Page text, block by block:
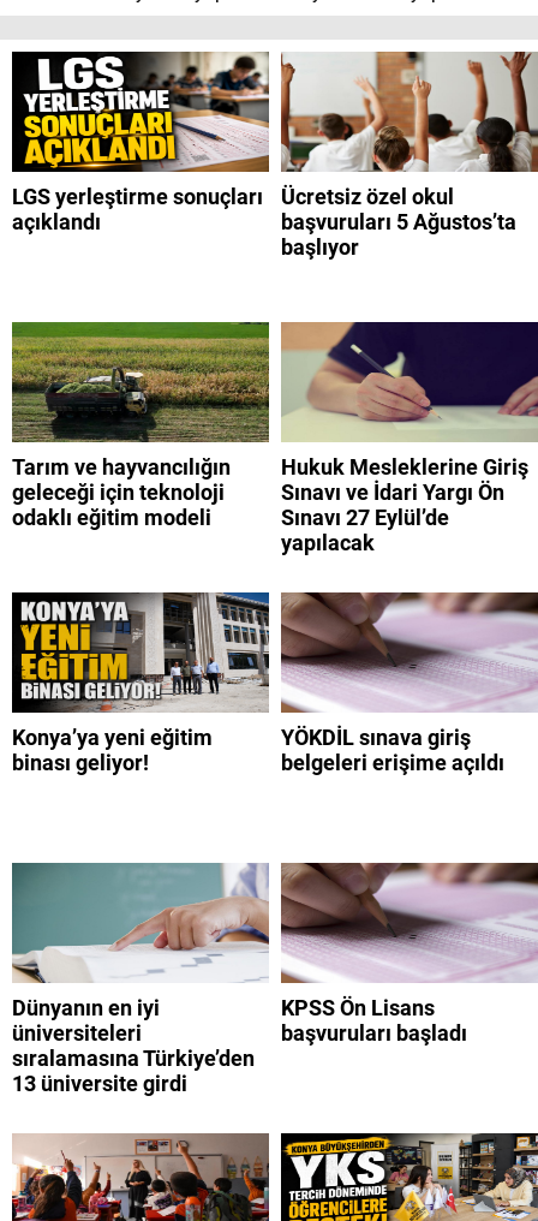
LGS yerleştirme sonuçları
açıklandı
Ücretsiz özel okul
başvuruları 5 Ağustos’ta
başlıyor
Tarım ve hayvancılığın
geleceği için teknoloji
odaklı eğitim modeli
Hukuk Mesleklerine Giriş
Sınavı ve İdari Yargı Ön
Sınavı 27 Eylül’de
yapılacak
Konya’ya yeni eğitim
binası geliyor!
YÖKDİL sınava giriş
belgeleri erişime açıldı
Dünyanın en iyi
üniversiteleri
sıralamasına Türkiye’den
13 üniversite girdi
KPSS Ön Lisans
başvuruları başladı